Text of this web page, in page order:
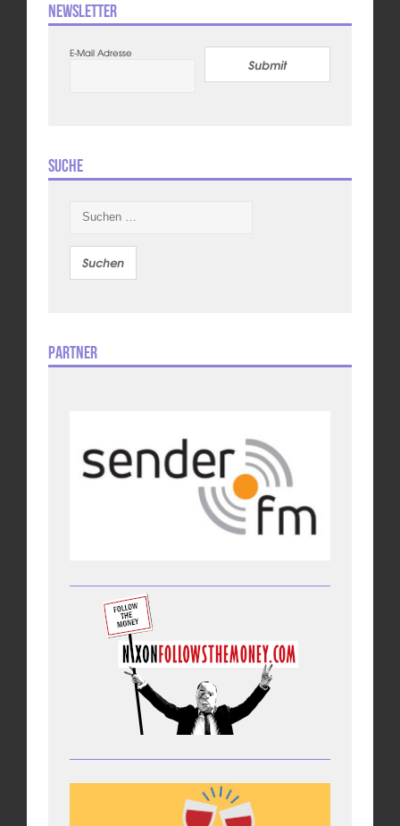
Newsletter
E-Mail Adresse
Submit
Suche
nach:
Partner